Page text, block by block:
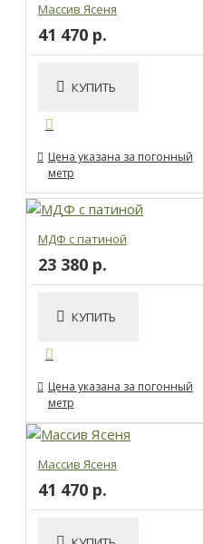
Массив Ясеня
41 470 р.
КУПИТЬ
Цена указана за погонный
метр
МДФ с патиной
23 380 р.
КУПИТЬ
Цена указана за погонный
метр
Массив Ясеня
41 470 р.